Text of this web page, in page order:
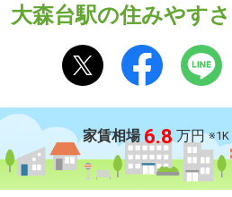
大森台駅の住みやす
家賃相場 6.8 万円 ※1K